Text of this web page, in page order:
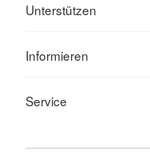
Unterstützen
Informieren
Service